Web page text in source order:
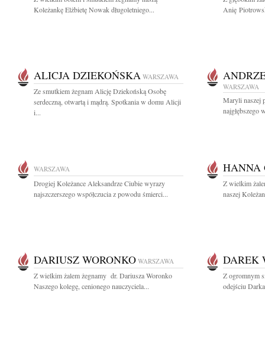
Koleżankę Elżbietę Nowak długoletniego...
Anię
ALICJA DZIEKOŃSKA WARSZAWA
Ze smutkiem żegnam Alicję Dziekońską Osobę
serdeczną, otwartą i mądrą. Spotkania w domu Alicji
i...
WARSZAWA
Maryli naszej
najgłębszego
WARSZAWA
Drogiej Koleżance Aleksandrze Ciubie wyrazy
najszczerszego współczucia z powodu śmierci...
HANNA
Z wielkim
naszej
DARIUSZ WORONKO WARSZAWA
Z wielkim żalem żegnamy dr. Dariusza Woronko
Naszego kolegę, cenionego nauczyciela...
DAREK
Z ogromnym
odejściu